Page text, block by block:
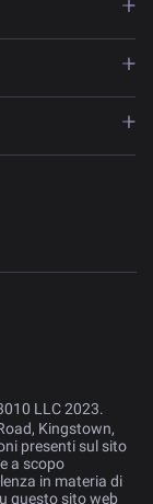
LLC 2023.
Kingstown,
presenti sul sito
a scopo
in materia di
questo sito web